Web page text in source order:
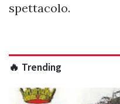
spettacolo.
🔥 Trending